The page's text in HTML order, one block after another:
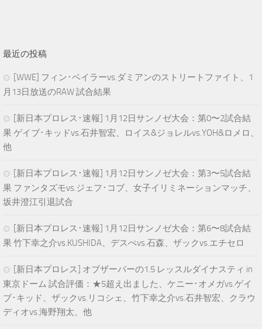
最近の投稿
[WWE] フィン･ベイラーvs.ダミアンのストリートファイト、1
月13日放送のRAW 試合結果
[新日本プロレス･速報] 1月12日サンノゼ大会：第0〜2試合結
果 ゲイブ･キッドvs.石井智宏、ロイス&ジョレルvs.YOH&ロメロ、
他
[新日本プロレス･速報] 1月12日サンノゼ大会：第3〜5試合結
果 ファンタズモvs.ジェフ･コブ、女子イリミネーションマッチ、
坂井澄江引退試合
[新日本プロレス･速報] 1月12日サンノゼ大会：第6〜8試合結
果 竹下幸之介vs.KUSHIDA、デスぺvs.石森、ザックvs.エチセロ
[新日本プロレス] オブザーバーの1.5 レッスルダイナスティ in
東京ドーム 試合評価：★5超え出ました、ケニー･オメガvs.ゲイ
ブ･キッド、ザックvs.リコシェ、竹下幸之介vs.石井智宏、クラウ
ディオvs.海野翔太、他